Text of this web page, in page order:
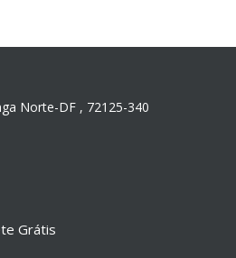
Norte-DF , 72125-340
Grátis